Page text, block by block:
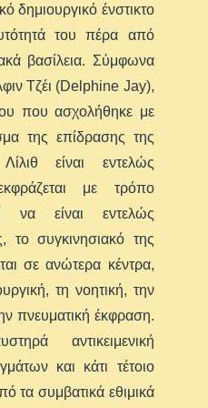
ένστικτο
του πέρα από
βασίλεια. Σύμφωνα
Τζέι (Delphine Jay),
που ασχολήθηκε με
της επίδρασης της
είναι εντελώς
με τρόπο
να είναι εντελώς
το συγκινησιακό της
σε ανώτερα κέντρα,
τη νοητική, την
πνευματική έκφραση.
αντικειμενική
και κάτι τέτοιο
τα συμβατικά εθιμικά